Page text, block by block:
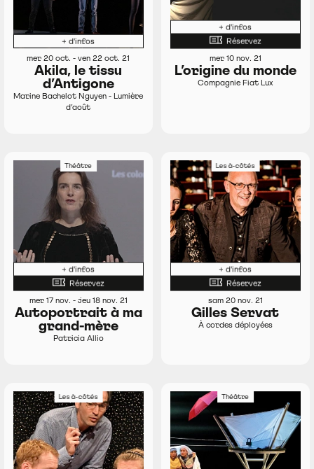
+ d'infos
mer 20 oct. - ven 22 oct. 21
Akila, le tissu
d’Antigone
Marine Bachelot Nguyen - Lumière
d’août
+ d'infos
Réservez
mer 10 nov. 21
L’origine du monde
Compagnie Fiat Lux
Théâtre
+ d'infos
Réservez
mer 17 nov. - jeu 18 nov. 21
Autoportrait à ma
grand-mère
Patricia Allio
Les à-côtés
+ d'infos
Réservez
sam 20 nov. 21
Gilles Servat
À cordes déployées
Les à-côtés Théâtre